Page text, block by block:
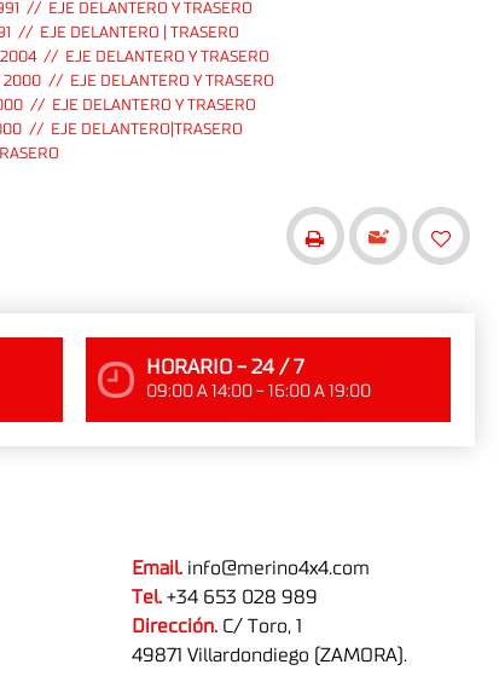
// EJE DELANTERO Y TRASERO
// EJE DELANTERO | TRASERO
// EJE DELANTERO Y TRASERO
// EJE DELANTERO Y TRASERO
// EJE DELANTERO Y TRASERO
// EJE DELANTERO|TRASERO
HORARIO - 24 / 7
09:00 A 14:00 - 16:00 A 19:00
Email. info@merino4x4.com
Tel. +34 653 028 989
Dirección. C/ Toro, 1
49871 Villardondiego (ZAMORA).